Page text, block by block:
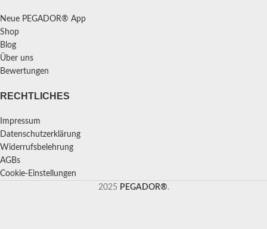
Neue PEGADOR® App
Shop
Blog
Über uns
Bewertungen
RECHTLICHES
Impressum
Datenschutzerklärung
Widerrufsbelehrung
AGBs
Cookie-Einstellungen
2025 PEGADOR®.